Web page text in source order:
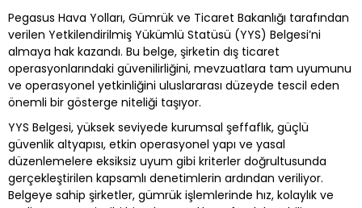
Pegasus Hava Yolları, Gümrük ve Ticaret Bakanlığı tarafından
verilen Yetkilendirilmiş Yükümlü Statüsü (YYS) Belgesi’ni
almaya hak kazandı. Bu belge, şirketin dış ticaret
operasyonlarındaki güvenilirliğini, mevzuatlara tam uyumunu
ve operasyonel yetkinliğini uluslararası düzeyde tescil eden
önemli bir gösterge niteliği taşıyor.
YYS Belgesi, yüksek seviyede kurumsal şeffaflık, güçlü
güvenlik altyapısı, etkin operasyonel yapı ve yasal
düzenlemelere eksiksiz uyum gibi kriterler doğrultusunda
gerçekleştirilen kapsamlı denetimlerin ardından veriliyor.
Belgeye sahip şirketler, gümrük işlemlerinde hız, kolaylık ve